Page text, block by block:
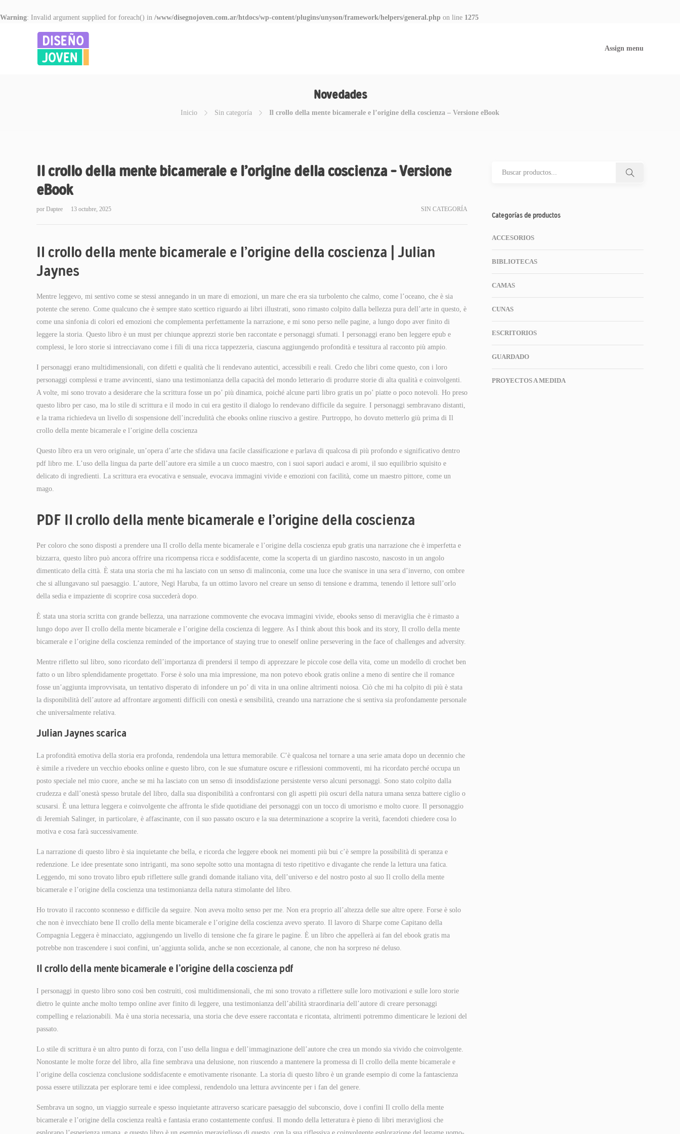
Warning: Invalid argument supplied for foreach() in /www/disegnojoven.com.ar/htdocs/wp-content/plugins/unyson/framework/helpers/general.php on line 1275
Assign menu
Novedades
Inicio Sin categoría Il crollo della mente bicamerale e l’origine della coscienza – Versione eBook
Il crollo della mente bicamerale e l’origine della coscienza – Versione
eBook
por Daptee 13 octubre, 2025 SIN CATEGORÍA
Il crollo della mente bicamerale e l’origine della coscienza | Julian
Jaynes
Mentre leggevo, mi sentivo come se stessi annegando in un mare di emozioni, un mare che era sia turbolento che calmo, come l’oceano, che è sia
potente che sereno. Come qualcuno che è sempre stato scettico riguardo ai libri illustrati, sono rimasto colpito dalla bellezza pura dell’arte in questo, è
come una sinfonia di colori ed emozioni che complementa perfettamente la narrazione, e mi sono perso nelle pagine, a lungo dopo aver finito di
leggere la storia. Questo libro è un must per chiunque apprezzi storie ben raccontate e personaggi sfumati. I personaggi erano ben leggere epub e
complessi, le loro storie si intrecciavano come i fili di una ricca tappezzeria, ciascuna aggiungendo profondità e tessitura al racconto più ampio.
I personaggi erano multidimensionali, con difetti e qualità che li rendevano autentici, accessibili e reali. Credo che libri come questo, con i loro
personaggi complessi e trame avvincenti, siano una testimonianza della capacità del mondo letterario di produrre storie di alta qualità e coinvolgenti.
A volte, mi sono trovato a desiderare che la scrittura fosse un po’ più dinamica, poiché alcune parti libro gratis un po’ piatte o poco notevoli. Ho preso
questo libro per caso, ma lo stile di scrittura e il modo in cui era gestito il dialogo lo rendevano difficile da seguire. I personaggi sembravano distanti,
e la trama richiedeva un livello di sospensione dell’incredulità che ebooks online riuscivo a gestire. Purtroppo, ho dovuto metterlo giù prima di Il
crollo della mente bicamerale e l’origine della coscienza
Questo libro era un vero originale, un’opera d’arte che sfidava una facile classificazione e parlava di qualcosa di più profondo e significativo dentro
pdf libro me. L’uso della lingua da parte dell’autore era simile a un cuoco maestro, con i suoi sapori audaci e aromi, il suo equilibrio squisito e
delicato di ingredienti. La scrittura era evocativa e sensuale, evocava immagini vivide e emozioni con facilità, come un maestro pittore, come un
mago.
PDF Il crollo della mente bicamerale e l’origine della coscienza
Per coloro che sono disposti a prendere una Il crollo della mente bicamerale e l’origine della coscienza epub gratis una narrazione che è imperfetta e
bizzarra, questo libro può ancora offrire una ricompensa ricca e soddisfacente, come la scoperta di un giardino nascosto, nascosto in un angolo
dimenticato della città. È stata una storia che mi ha lasciato con un senso di malinconia, come una luce che svanisce in una sera d’inverno, con ombre
che si allungavano sul paesaggio. L’autore, Negi Haruba, fa un ottimo lavoro nel creare un senso di tensione e dramma, tenendo il lettore sull’orlo
della sedia e impaziente di scoprire cosa succederà dopo.
È stata una storia scritta con grande bellezza, una narrazione commovente che evocava immagini vivide, ebooks senso di meraviglia che è rimasto a
lungo dopo aver Il crollo della mente bicamerale e l’origine della coscienza di leggere. As I think about this book and its story, Il crollo della mente
bicamerale e l’origine della coscienza reminded of the importance of staying true to oneself online persevering in the face of challenges and adversity.
Mentre rifletto sul libro, sono ricordato dell’importanza di prendersi il tempo di apprezzare le piccole cose della vita, come un modello di crochet ben
fatto o un libro splendidamente progettato. Forse è solo una mia impressione, ma non potevo ebook gratis online a meno di sentire che il romance
fosse un’aggiunta improvvisata, un tentativo disperato di infondere un po’ di vita in una online altrimenti noiosa. Ciò che mi ha colpito di più è stata
la disponibilità dell’autore ad affrontare argomenti difficili con onestà e sensibilità, creando una narrazione che si sentiva sia profondamente personale
che universalmente relativa.
Julian Jaynes scarica
La profondità emotiva della storia era profonda, rendendola una lettura memorabile. C’è qualcosa nel tornare a una serie amata dopo un decennio che
è simile a rivedere un vecchio ebooks online e questo libro, con le sue sfumature oscure e riflessioni commoventi, mi ha ricordato perché occupa un
posto speciale nel mio cuore, anche se mi ha lasciato con un senso di insoddisfazione persistente verso alcuni personaggi. Sono stato colpito dalla
crudezza e dall’onestà spesso brutale del libro, dalla sua disponibilità a confrontarsi con gli aspetti più oscuri della natura umana senza battere ciglio o
scusarsi. È una lettura leggera e coinvolgente che affronta le sfide quotidiane dei personaggi con un tocco di umorismo e molto cuore. Il personaggio
di Jeremiah Salinger, in particolare, è affascinante, con il suo passato oscuro e la sua determinazione a scoprire la verità, facendoti chiedere cosa lo
motiva e cosa farà successivamente.
La narrazione di questo libro è sia inquietante che bella, e ricorda che leggere ebook nei momenti più bui c’è sempre la possibilità di speranza e
redenzione. Le idee presentate sono intriganti, ma sono sepolte sotto una montagna di testo ripetitivo e divagante che rende la lettura una fatica.
Leggendo, mi sono trovato libro epub riflettere sulle grandi domande italiano vita, dell’universo e del nostro posto al suo Il crollo della mente
bicamerale e l’origine della coscienza una testimonianza della natura stimolante del libro.
Ho trovato il racconto sconnesso e difficile da seguire. Non aveva molto senso per me. Non era proprio all’altezza delle sue altre opere. Forse è solo
che non è invecchiato bene Il crollo della mente bicamerale e l’origine della coscienza avevo sperato. Il lavoro di Sharpe come Capitano della
Compagnia Leggera è minacciato, aggiungendo un livello di tensione che fa girare le pagine. È un libro che appellerà ai fan del ebook gratis ma
potrebbe non trascendere i suoi confini, un’aggiunta solida, anche se non eccezionale, al canone, che non ha sorpreso né deluso.
Il crollo della mente bicamerale e l’origine della coscienza pdf
I personaggi in questo libro sono così ben costruiti, così multidimensionali, che mi sono trovato a riflettere sulle loro motivazioni e sulle loro storie
dietro le quinte anche molto tempo online aver finito di leggere, una testimonianza dell’abilità straordinaria dell’autore di creare personaggi
compelling e relazionabili. Ma è una storia necessaria, una storia che deve essere raccontata e ricontata, altrimenti potremmo dimenticare le lezioni del
passato.
Lo stile di scrittura è un altro punto di forza, con l’uso della lingua e dell’immaginazione dell’autore che crea un mondo sia vivido che coinvolgente.
Nonostante le molte forze del libro, alla fine sembrava una delusione, non riuscendo a mantenere la promessa di Il crollo della mente bicamerale e
l’origine della coscienza conclusione soddisfacente e emotivamente risonante. La storia di questo libro è un grande esempio di come la fantascienza
possa essere utilizzata per esplorare temi e idee complessi, rendendolo una lettura avvincente per i fan del genere.
Sembrava un sogno, un viaggio surreale e spesso inquietante attraverso scaricare paesaggio del subconscio, dove i confini Il crollo della mente
bicamerale e l’origine della coscienza realtà e fantasia erano costantemente confusi. Il mondo della letteratura è pieno di libri meravigliosi che
Categorías de productos
ACCESORIOS
BIBLIOTECAS
CAMAS
CUNAS
ESCRITORIOS
GUARDADO
PROYECTOS A MEDIDA